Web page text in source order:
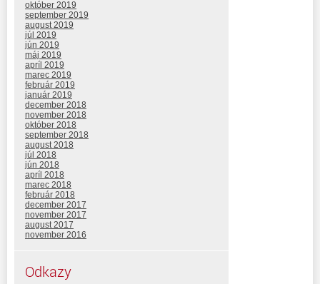
október 2019
september 2019
august 2019
júl 2019
jún 2019
máj 2019
apríl 2019
marec 2019
február 2019
január 2019
december 2018
november 2018
október 2018
september 2018
august 2018
júl 2018
jún 2018
apríl 2018
marec 2018
február 2018
december 2017
november 2017
august 2017
november 2016
Odkazy